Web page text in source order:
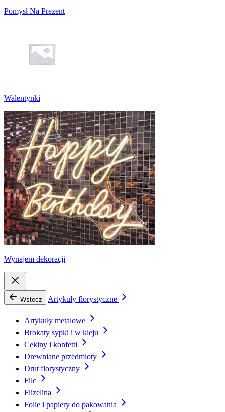
Pomysł Na Prezent
Walentynki
Wynajem dekoracji
Wstecz Artykuły florystyczne
Artykuły metalowe
Brokaty sypki i w kleju
Cekiny i konfetti
Drewniane przedmioty
Drut florystyczny
Filc
Flizelina
Folie i papiery do pakowania